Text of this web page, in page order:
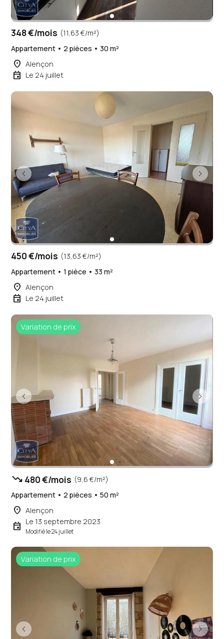
348 €/mois (11,63 €/m²)
Appartement • 2 pièces • 30 m²
place Alençon
event Le 24 juillet
450 €/mois (13,63 €/m²)
Appartement • 1 pièce • 33 m²
place Alençon
event Le 24 juillet
Variation de prix
trending_down 480 €/mois (9,6 €/m²)
Appartement • 2 pièces • 50 m²
place Alençon
event Le 13 septembre 2023
Modifié le 24 juillet
Variation de prix